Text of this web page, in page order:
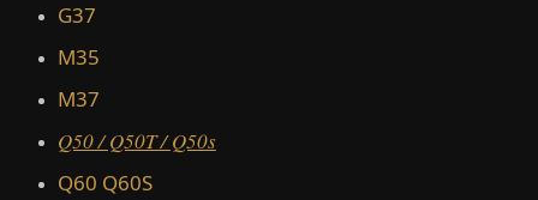
G37
M35
M37
Q50 / Q50T / Q50s
Q60 Q60S